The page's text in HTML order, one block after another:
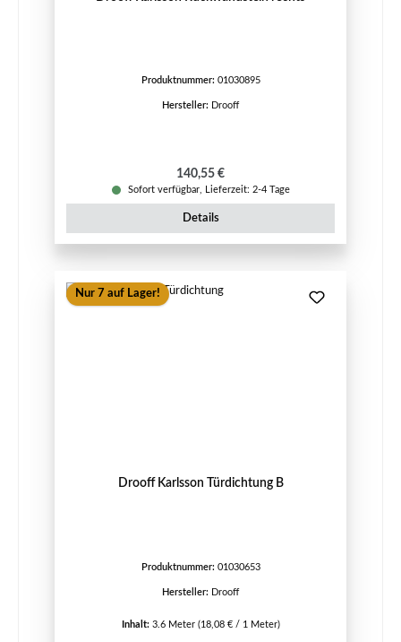
Produktnummer: 01030895
Hersteller: Drooff
Regulärer Preis:
140,55 €
Sofort verfügbar, Lieferzeit: 2-4 Tage
Details
Nur 7 auf Lager!
Drooff Karlsson Türdichtung B
Produktnummer: 01030653
Hersteller: Drooff
Inhalt: 3.6 Meter (18,08 € / 1 Meter)